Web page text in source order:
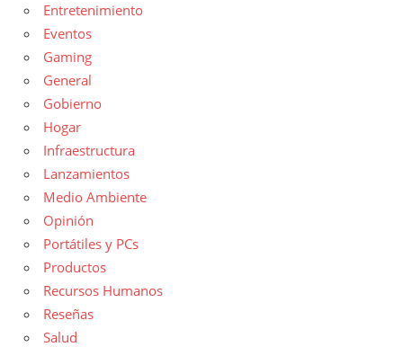
Entretenimiento
Eventos
Gaming
General
Gobierno
Hogar
Infraestructura
Lanzamientos
Medio Ambiente
Opinión
Portátiles y PCs
Productos
Recursos Humanos
Reseñas
Salud